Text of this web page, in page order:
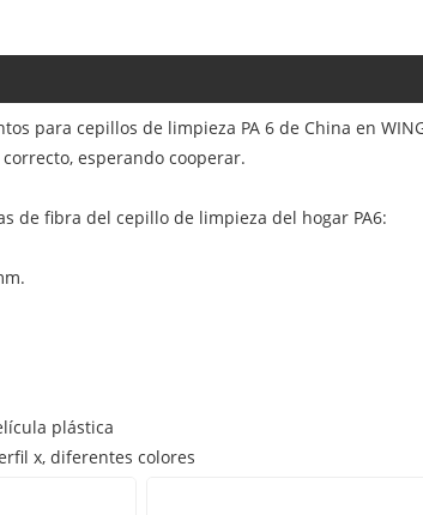
para cepillos de limpieza PA 6 de China en
esperando cooperar.
de fibra del cepillo de limpieza del hogar PA6:
plástica
x, diferentes colores